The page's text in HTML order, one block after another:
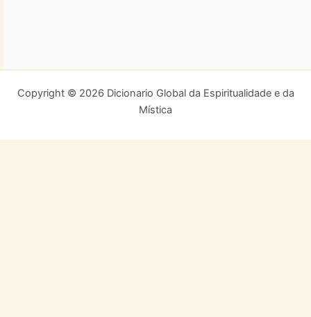
Copyright © 2026 Dicionario Global da Espiritualidade e da
Mística